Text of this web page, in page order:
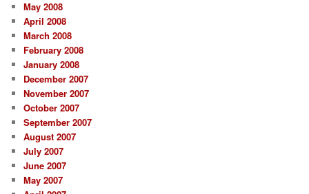
May 2008
April 2008
March 2008
February 2008
January 2008
December 2007
November 2007
October 2007
September 2007
August 2007
July 2007
June 2007
May 2007